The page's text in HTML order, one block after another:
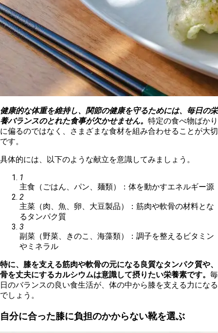
健康的な体重を維持し、関節の健康を守るためには、毎日の栄
養バランスのとれた食事が欠かせません。 特定の食べ物ばかり
に偏るのではなく、さまざまな食材を組み合わせることが大切
です。
具体的には、以下のような献立を意識してみましょう。
1
主食（ごはん、パン、麺類）：体を動かすエネルギー源
2
主菜（肉、魚、卵、大豆製品）：筋肉や軟骨の材料とな
るタンパク質
3
副菜（野菜、きのこ、海藻類）：調子を整えるビタミン
やミネラル
特に、膝を支える筋肉や軟骨の元になる良質なタンパク質や、
骨を丈夫にするカルシウムは意識して摂りたい栄養素です。 毎
日のバランスの良い食生活が、体の中から膝を支える力になる
でしょう。
自分に合った膝に負担のかからない靴を選ぶ